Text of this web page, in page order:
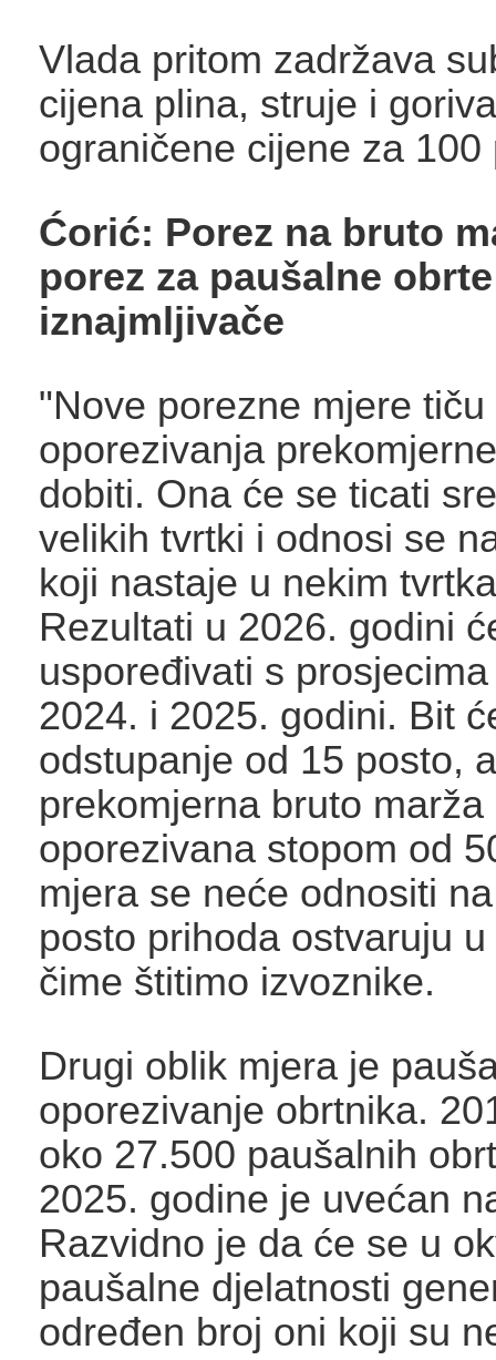
Vlada pritom zadržava
cijena plina, struje i
ograničene cijene za 100
Ćorić: Porez na bruto
porez za paušalne
iznajmljivače
"Nove porezne mjere tiču
oporezivanja
dobiti. Ona će se ticati
velikih tvrtki i odnosi se
koji nastaje u nekim
Rezultati u 2026. godini
uspoređivati s
2024. i 2025. godini. Bit
odstupanje od 15 posto,
prekomjerna bruto marža
oporezivana stopom od
mjera se neće odnositi
posto prihoda ostvaruju
čime štitimo izvoznike.
Drugi oblik mjera je
oporezivanje obrtnika.
oko 27.500 paušalnih
2025. godine je uvećan
Razvidno je da će se u
paušalne djelatnosti
određen broj oni koji su